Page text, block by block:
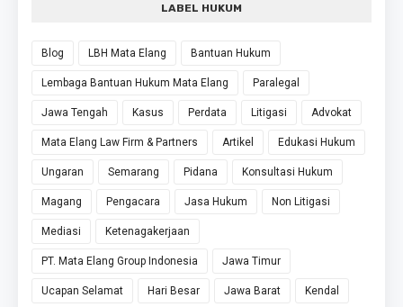
LABEL HUKUM
Blog LBH Mata Elang Bantuan Hukum
Lembaga Bantuan Hukum Mata Elang Paralegal
Jawa Tengah Kasus Perdata Litigasi Advokat
Mata Elang Law Firm & Partners Artikel Edukasi Hukum
Ungaran Semarang Pidana Konsultasi Hukum
Magang Pengacara Jasa Hukum Non Litigasi
Mediasi Ketenagakerjaan
PT. Mata Elang Group Indonesia Jawa Timur
Ucapan Selamat Hari Besar Jawa Barat Kendal